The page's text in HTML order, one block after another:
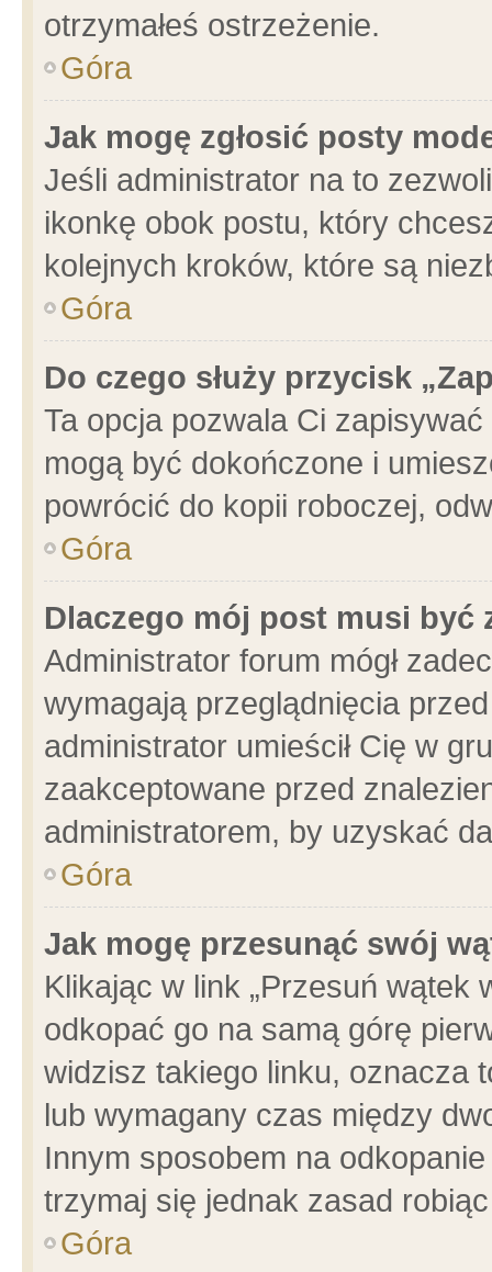
otrzymałeś ostrzeżenie.
Góra
Jak mogę zgłosić posty
Jeśli administrator na to
ikonkę obok postu, który
kolejnych kroków, które są
Góra
Do czego służy przycisk
Ta opcja pozwala Ci
mogą być dokończone i
powrócić do kopii roboczej,
Góra
Dlaczego mój post musi być
Administrator forum mógł
wymagają przeglądnięcia
administrator umieścił Cię w
zaakceptowane przed
administratorem, by uzyskać
Góra
Jak mogę przesunąć swój
Klikając w link „Przesuń wątek
odkopać go na samą górę
widzisz takiego linku, oznacza
lub wymagany czas między
Innym sposobem na
trzymaj się jednak zasad
Góra